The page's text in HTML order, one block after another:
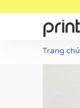
Trang chủ